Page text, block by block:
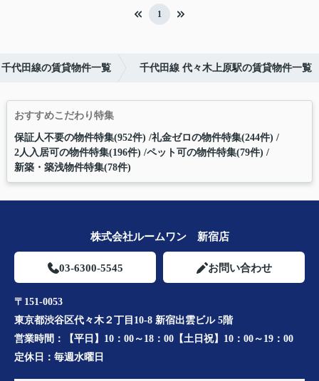
1
千代田線の賃貸物件一覧 千代田線 代々木上原駅の賃貸物件一覧
おすすめこだわり特集
保証人不要の物件特集(952件) 礼金ゼロの物件特集(244件)
2人入居可の物件特集(196件) ペット可の物件特集(79件)
新築・築浅物件特集(78件)
株式会社ルームワン 新宿店
03-6300-5545 お問い合わせ
〒151-0053
東京都渋谷区代々木２丁目10-8 新宿出雲ビル 5階
営業時間：
【平日】10：00～18：00【土日祝】10：00～19：00
定休日： 毎週水曜日